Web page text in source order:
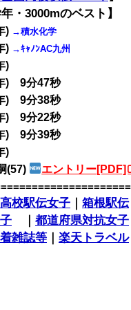
・3000mのベスト】
) →積水化学
) →ｷｬﾉﾝAC九州
)
) 9分47秒
) 9分38秒
) 9分22秒
) 9分39秒
)
(57)
エントリー[PDF]
高校駅伝女子 ｜ 箱根駅伝
｜ 都道府県対抗女子
雑誌等 ｜ 楽天トラベル